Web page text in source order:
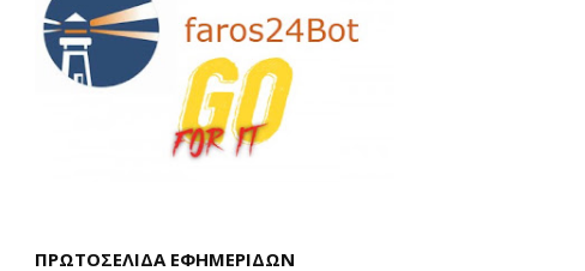
ΠΡΩΤΟΣΕΛΙΔΑ ΕΦΗΜΕΡΙΔΩΝ